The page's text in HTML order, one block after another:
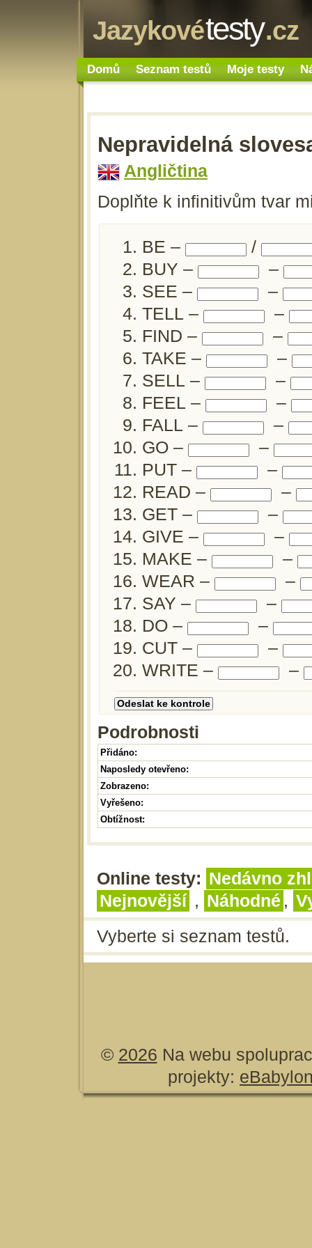
Jazykovétesty.cz
Domů Seznam testů Moje testy
Nepravidelná
Angličtina
Doplňte k infinitivům tvar
BE –
/
BUY –
–
SEE –
–
TELL –
–
FIND –
–
TAKE –
–
SELL –
–
FEEL –
–
FALL –
–
GO –
–
PUT –
–
READ –
–
GET –
–
GIVE –
–
MAKE –
–
WEAR –
–
SAY –
–
DO –
–
CUT –
–
WRITE –
–
Podrobnosti
Přidáno:
Naposledy otevřeno:
Zobrazeno:
Vyřešeno:
Obtížnost:
Online testy: Nedávno
Nejnovější , Náhodné ,
Vyberte si seznam testů.
© 2026 Na webu
projekty: